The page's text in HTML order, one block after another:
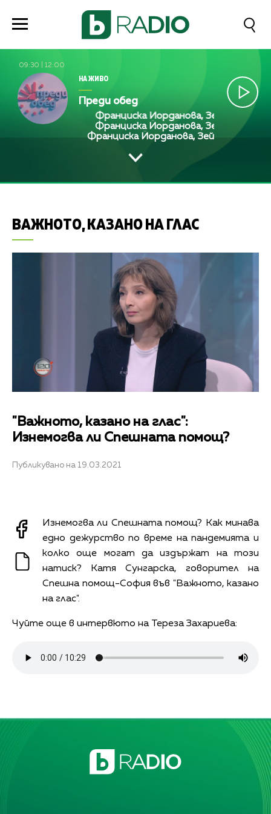
09:30 12:00
НА ЖИВО
Преди обед
Франциска Йорданова, Зейнеб
Франциска Йорданова, Зейнеб
Франциска Йорданова, Зейнеб
ВАЖНОТО, КАЗАНО НА ГЛАС
"Важното, казано на глас":
Изнемогва ли Спешната помощ?
Публикувано на 19.03.2021
Изнемогва ли Спешната помощ? Как минава
едно дежурство по време на пандемията и
колко още могат да издържат на този
натиск? Катя Сунгарска, говорител на
Спешна помощ-София във "Важното, казано
на глас".
Чуйте още в интервюто на Тереза Захариева: